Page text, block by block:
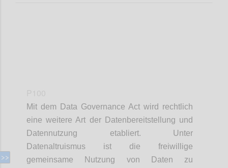
Mit dem Data Governance Act wird rechtlich
eine weitere Art der Datenbereitstellung und
Datennutzung etabliert. Unter
Datenaltruismus ist die freiwillige
gemeinsame Nutzung von Daten zu